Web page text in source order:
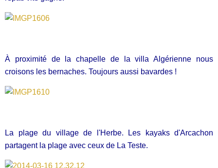
À proximité de la chapelle de la villa Algérienne nous
croisons les bernaches. Toujours aussi bavardes !
La plage du village de l'Herbe. Les kayaks d'Arcachon
partagent la plage avec ceux de La Teste.